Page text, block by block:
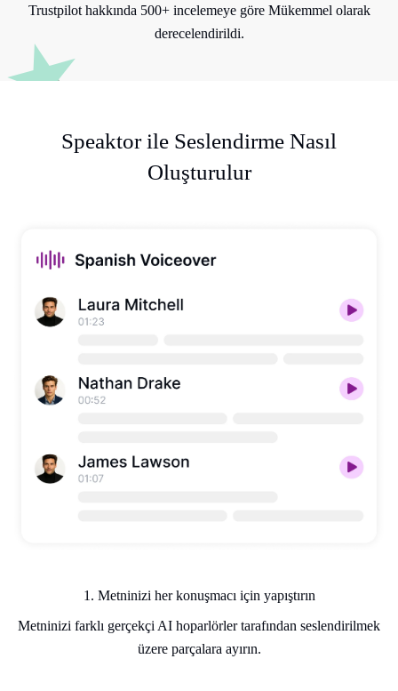
Trustpilot hakkında 500+ incelemeye göre Mükemmel olarak
derecelendirildi.
Speaktor ile Seslendirme Nasıl
Oluşturulur
1. Metninizi her konuşmacı için yapıştırın
Metninizi farklı gerçekçi AI hoparlörler tarafından seslendirilmek
üzere parçalara ayırın.